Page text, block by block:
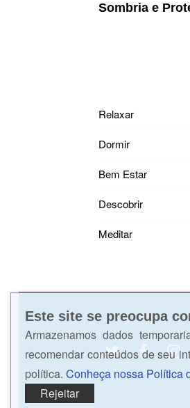
Sombria e
Relaxar
Dormir
Bem Estar
Descobrir
Meditar
Este site se preocupa
Armazenamos dados
recomendar conteúdos de seu
política. Conheça nossa Política
Rejeitar